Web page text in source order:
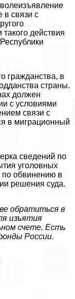
в связи с
действия
гражданства, в
страны.
должен
с условиями
связи с
в миграционный
сведений по
уголовных
по обвинению в
решения суда.
обратиться в
изъятия
счете. Есть
России.